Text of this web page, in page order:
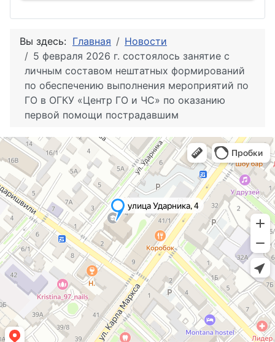
Вы здесь: Главная
Новости
5 февраля 2026 г. состоялось занятие с
личным составом нештатных формирований
по обеспечению выполнения мероприятий по
ГО в ОГКУ «Центр ГО и ЧС» по оказанию
первой помощи пострадавшим